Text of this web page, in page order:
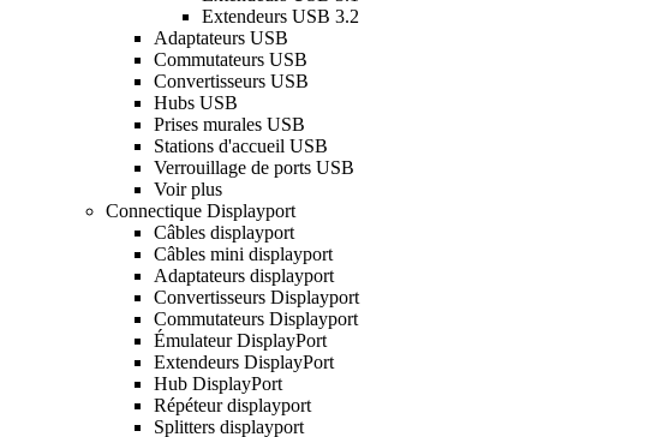
Extendeurs USB 3.2
Adaptateurs USB
Commutateurs USB
Convertisseurs USB
Hubs USB
Prises murales USB
Stations d'accueil USB
Verrouillage de ports USB
Voir plus
Connectique Displayport
Câbles displayport
Câbles mini displayport
Adaptateurs displayport
Convertisseurs Displayport
Commutateurs Displayport
Émulateur DisplayPort
Extendeurs DisplayPort
Hub DisplayPort
Répéteur displayport
Splitters displayport